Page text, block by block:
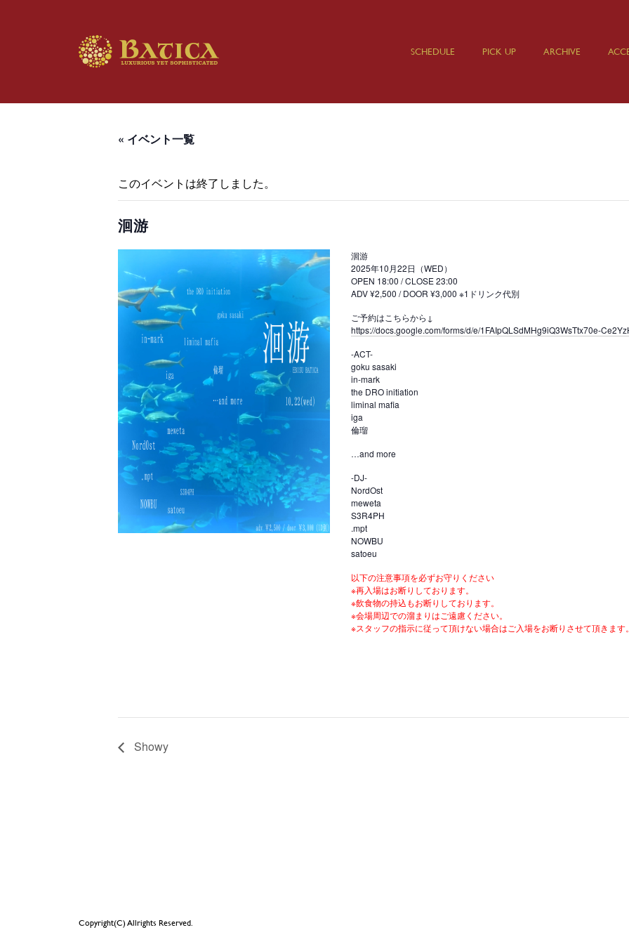
SCHEDULE PICK UP ARCHIVE
« イベント一覧
このイベントは終了しました。
洄游
洄游
2025年10月22日（WED）
OPEN 18:00 / CLOSE 23:00
ADV ¥2,500 / DOOR ¥3,000 ※1ドリンク代別
ご予約はこちらから↓
https://docs.google.com/forms/d/e/1FAIpQLSdMHg9iQ3WsTtx70e-
-ACT-
goku sasaki
in-mark
the DRO initiation
liminal mafia
iga
倫瑠
…and more
-DJ-
NordOst
meweta
S3R4PH
.mpt
NOWBU
satoeu
以下の注意事項を必ずお守りください
※再入場はお断りしております。
※飲食物の持込もお断りしております。
※会場周辺での溜まりはご遠慮ください。
※スタッフの指示に従って頂けない場合はご入場をお断りさせて頂きます。
Showy
Copyright(C) Allrights Reserved.